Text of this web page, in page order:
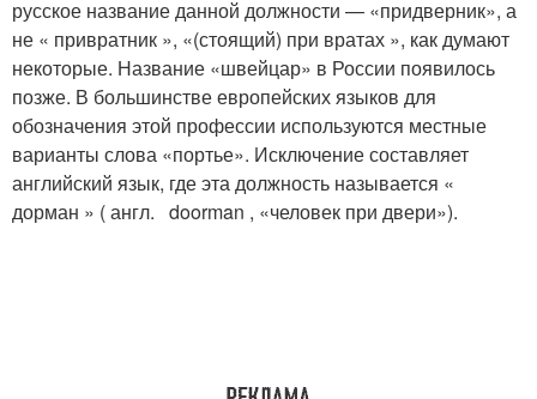
русское название данной должности — «придверник», а
не « привратник », «(стоящий) при вратах », как думают
некоторые. Название «швейцар» в России появилось
позже. В большинстве европейских языков для
обозначения этой профессии используются местные
варианты слова «портье». Исключение составляет
английский язык, где эта должность называется «
дорман » ( англ. doorman , «человек при двери»).